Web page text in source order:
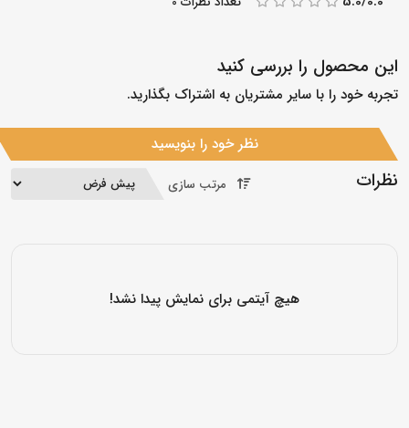
این محصول را بررسی کنید
تجربه خود را با سایر مشتریان به اشتراک بگذارید.
نظر خود را بنویسید
نظرات مرتب سازی
هیچ آیتمی برای نمایش پیدا نشد!